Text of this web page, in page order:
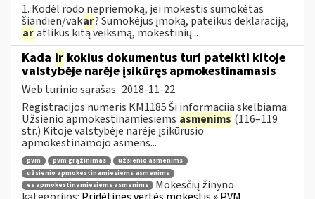
1. Kodėl rodo nepriemoką, jei mokestis sumokėtas
šiandien/vakar? Sumokėjus įmoką, pateikus deklaraciją,
aratlikus kitą veiksmą, mokestinių...
Kada ir kokius dokumentus turi pateikti kitoje
valstybėje narėje įsikūręs apmokestinamasis
Web turinio sąrašas 2018-11-22
Registracijos numeris KM1185 Ši informacija skelbiama:
Užsienio apmokestinamiesiems asmenims (116–119
str.) Kitoje valstybėje narėje įsikūrusio
apmokestinamojo asmens...
pvm pvm grąžinimas
užsienio asmenims
užsienio apmokestinamiesiems asmenims
es apmokestinamiesiems asmenims
Mokesčių žinyno